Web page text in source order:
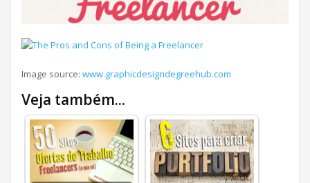
Image source: www.graphicdesigndegreehub.com
Veja também...